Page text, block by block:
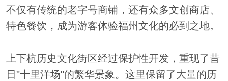
不仅有传统的老字号商铺，还有众多文创商店、
特色餐饮，成为游客体验福州文化的必到之地。
上下杭历史文化街区经过保护性开发，重现了昔
日"十里洋场"的繁华景象。这里保留了大量的历